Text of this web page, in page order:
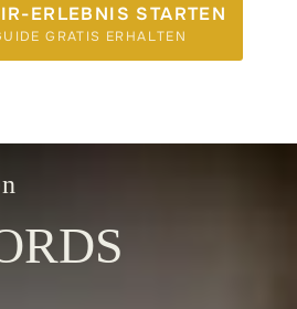
ERLEBNIS STARTEN
GRATIS ERHALTEN